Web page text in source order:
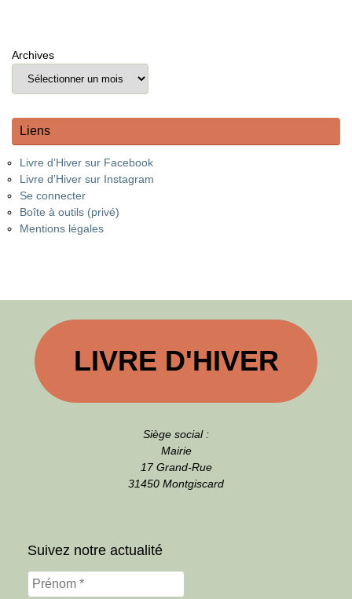
Archives
Liens
Livre d’Hiver sur Facebook
Livre d’Hiver sur Instagram
Se connecter
Boîte à outils (privé)
Mentions légales
LIVRE D'HIVER
Siège social :
Mairie
17 Grand-Rue
31450 Montgiscard
Suivez notre actualité